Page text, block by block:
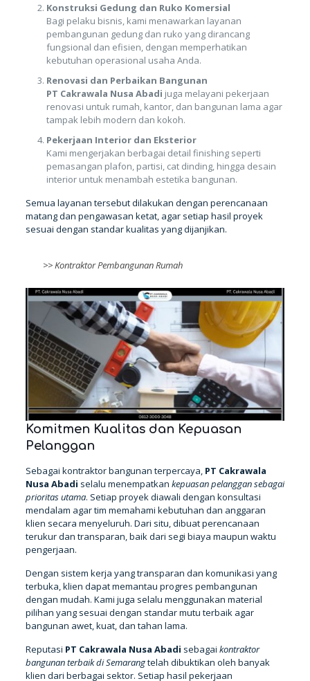
Konstruksi Gedung dan Ruko Komersial
Bagi pelaku bisnis, kami menawarkan layanan
pembangunan gedung dan ruko yang dirancang
fungsional dan efisien, dengan memperhatikan
kebutuhan operasional usaha Anda.
Renovasi dan Perbaikan Bangunan
PT Cakrawala Nusa Abadi juga melayani pekerjaan
renovasi untuk rumah, kantor, dan bangunan lama agar
tampak lebih modern dan kokoh.
Pekerjaan Interior dan Eksterior
Kami mengerjakan berbagai detail finishing seperti
pemasangan plafon, partisi, cat dinding, hingga desain
interior untuk menambah estetika bangunan.
Semua layanan tersebut dilakukan dengan perencanaan
matang dan pengawasan ketat, agar setiap hasil proyek
sesuai dengan standar kualitas yang dijanjikan.
>>Kontraktor Pembangunan Rumah
Komitmen Kualitas dan Kepuasan
Pelanggan
Sebagai kontraktor bangunan terpercaya, PT Cakrawala
Nusa Abadi selalu menempatkan kepuasan pelanggan sebagai
prioritas utama. Setiap proyek diawali dengan konsultasi
mendalam agar tim memahami kebutuhan dan anggaran
klien secara menyeluruh. Dari situ, dibuat perencanaan
terukur dan transparan, baik dari segi biaya maupun waktu
pengerjaan.
Dengan sistem kerja yang transparan dan komunikasi yang
terbuka, klien dapat memantau progres pembangunan
dengan mudah. Kami juga selalu menggunakan material
pilihan yang sesuai dengan standar mutu terbaik agar
bangunan awet, kuat, dan tahan lama.
Reputasi PT Cakrawala Nusa Abadi sebagai kontraktor
bangunan terbaik di Semarangtelah dibuktikan oleh banyak
klien dari berbagai sektor. Setiap hasil pekerjaan